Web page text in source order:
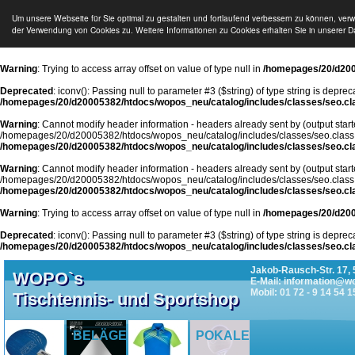
Um unsere Webseite für Sie optimal zu gestalten und fortlaufend verbessern zu können,
der Verwendung von Cookies zu. Weitere Informationen zu Cookies erhalten Sie in unserer
Warning: Trying to access array offset on value of type null in /homepages/20/
Deprecated : iconv(): Passing null to parameter #3 ($string) of type string is
/homepages/20/d20005382/htdocs/wopos_neu/catalog/includes/classes/
Warning: Cannot modify header information - headers already sent by (output
/homepages/20/d20005382/htdocs/wopos_neu/catalog/includes/classes/
/homepages/20/d20005382/htdocs/wopos_neu/catalog/includes/classes/
Warning: Cannot modify header information - headers already sent by (output
/homepages/20/d20005382/htdocs/wopos_neu/catalog/includes/classes/
/homepages/20/d20005382/htdocs/wopos_neu/catalog/includes/classes/
Warning: Trying to access array offset on value of type null in /homepages/20/
Deprecated : iconv(): Passing null to parameter #3 ($string) of type string is
/homepages/20/d20005382/htdocs/wopos_neu/catalog/includes/classes/
WOPO`s
Tischtennis- und Sportshop
Jakob-Rausch-Str. 17,
E-Mail:
Mobil: 01 72 - 9 14 54
BELÄGE POKALE